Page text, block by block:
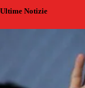
Ultime Notizie